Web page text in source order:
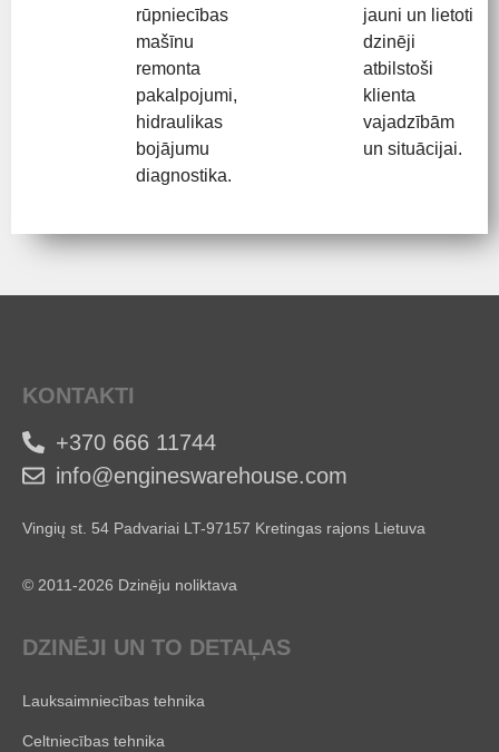
rūpniecības
mašīnu
remonta
pakalpojumi,
hidraulikas
bojājumu
diagnostika.
jauni un lietoti
dzinēji
atbilstoši
klienta
vajadzībām
un situācijai.
KONTAKTI
+370 666 11744
info@engineswarehouse.com
Vingių st. 54 Padvariai LT-97157 Kretingas rajons Lietuva
© 2011-2026 Dzinēju noliktava
DZINĒJI UN TO DETAĻAS
Lauksaimniecības tehnika
Celtniecības tehnika